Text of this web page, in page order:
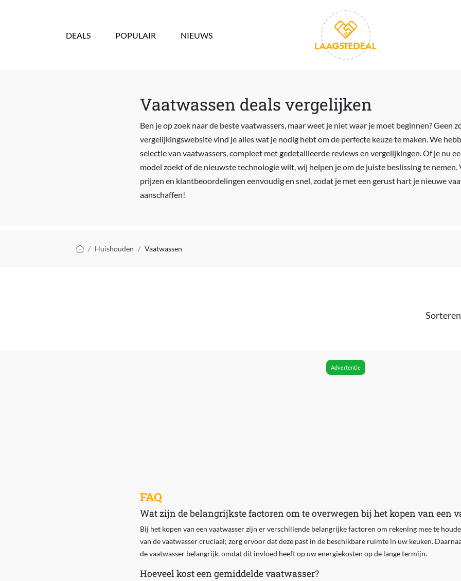
DEALS POPULAIR NIEUWS
Vaatwassen deals vergelijken
Ben je op zoek naar de beste vaatwassers, maar weet je niet waar je moet beginnen? Geen
vergelijkingswebsite vind je alles wat je nodig hebt om de perfecte keuze te maken. We
selectie van vaatwassers, compleet met gedetailleerde reviews en vergelijkingen. Of je nu
model zoekt of de nieuwste technologie wilt, wij helpen je om de juiste beslissing te nemen.
prijzen en klantbeoordelingen eenvoudig en snel, zodat je met een gerust hart je nieuwe
aanschaffen!
Kruimelpad
Huishouden Vaatwassen
Advertentie
FAQ
Wat zijn de belangrijkste factoren om te overwegen bij het kopen van een
Bij het kopen van een vaatwasser zijn er verschillende belangrijke factoren om rekening mee te
van de vaatwasser cruciaal; zorg ervoor dat deze past in de beschikbare ruimte in uw keuken.
de vaatwasser belangrijk, omdat dit invloed heeft op uw energiekosten op de lange termijn.
Hoeveel kost een gemiddelde vaatwasser?